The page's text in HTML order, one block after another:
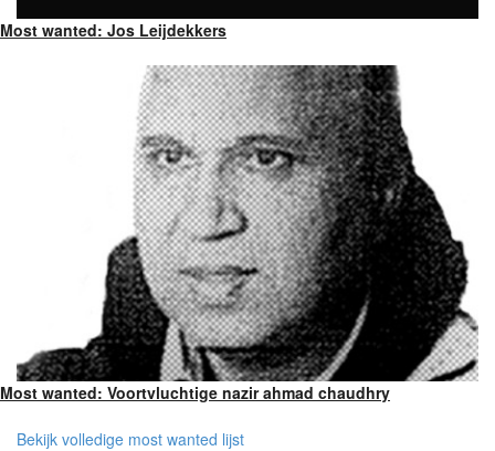
Most wanted: Jos Leijdekkers
Most wanted: Voortvluchtige nazir ahmad chaudhry
Bekijk volledige most wanted lijst